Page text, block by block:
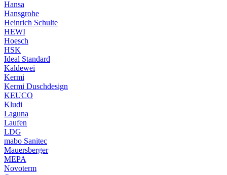
Hansa
Hansgrohe
Heinrich Schulte
HEWI
Hoesch
HSK
Ideal Standard
Kaldewei
Kermi
Kermi Duschdesign
KEUCO
Kludi
Laguna
Laufen
LDG
mabo Sanitec
Mauersberger
MEPA
Novoterm